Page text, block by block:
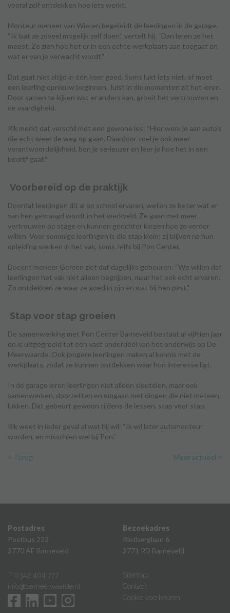
vooral zelf ontdekken hoe iets werkt.
Monteur meneer van Wieren begeleidt de leerlingen in de garage.
“Ik laat ze zoveel mogelijk zelf doen,” vertelt hij. “Dan leren ze het
meest. Ze zien hoe het er in een echte werkplaats aan toegaat en
wat er van je verwacht wordt.”
Dat gaat niet altijd in één keer goed. Soms lukt iets niet, of moet
een leerling opnieuw beginnen. Juist in die momenten zit het leren.
Door samen te kijken wat er anders kan, groeit het vertrouwen en
de vaardigheid.
Rik merkt dat verschil met een gewone les: “Hier werk je aan auto’s
die echt weer de weg op gaan. Daardoor voel je ook meer
verantwoordelijkheid, ben je serieuzer en leer je hoe het in een
bedrijf gaat.”
Voorbereid op de praktijk
Doordat leerlingen dit al op school ervaren, weten ze beter wat er
van hen gevraagd wordt in het werkveld. Ze gaan met meer
vertrouwen op stage en kunnen gerichter kiezen hoe ze verder
willen. Voor sommige leerlingen is die stap klein; zij blijven na hun
opleiding werken in het vak, soms zelfs bij Pon Center.
Docent meneer Gersen ziet dat dagelijks gebeuren: “We willen dat
leerlingen het vak niet alleen begrijpen, maar het ook echt ervaren.
Zo ontdekken ze waar ze goed in zijn en wat bij hen past.”
Stap voor stap groeien
De samenwerking met Pon Center Barneveld bestaat al vijftien jaar
en is uitgegroeid tot een vast onderdeel van het onderwijs op De
Meerwaarde. Ook jongere leerlingen maken al kennis met de
werkplaats, zodat ze kunnen ontdekken waar hun interesse ligt.
In de garage leren leerlingen niet alleen sleutelen, maar ook
samenwerken, doorzetten en omgaan met dingen die niet meteen
lukken. Dat gebeurt gewoon tijdens de lessen, stap voor stap.
Rik weet in ieder geval al wat hij wil: “Ik wil later automonteur
worden, en misschien wel bij Pon.”
< Terug Meer actueel >
Postadres
Postbus 223
3770 AE Barneveld
Bezoekadres
Rietberglaan 6
3771 RD Barneveld
T 0342 404 777
info@demeerwaarde.nl
Sitemap
Contact
Cookie voorkeuren